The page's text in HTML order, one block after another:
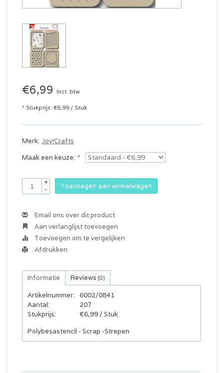
€6,99 Incl. btw
* Stukprijs: €6,99 / Stuk
Merk: Joy!Crafts
Maak een keuze: *
+
-
Toevoegen aan winkelwagen
Email ons over dit product
Aan verlanglijst toevoegen
Toevoegen om te vergelijken
Afdrukken
Informatie Reviews (0)
Artikelnummer:
6002/0841
Aantal:
207
Stukprijs:
€6,99 / Stuk
Polybesastencil - Scrap -Strepen